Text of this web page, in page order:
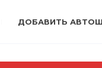
ДОБАВИТЬ